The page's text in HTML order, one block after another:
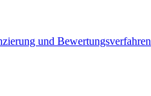
und Bewertungsverfahren